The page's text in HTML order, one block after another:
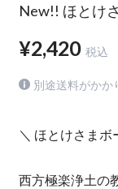
New!! ほとけ
¥2,420 税込
別途送料がかか
＼ ほとけさまボ
西方極楽浄土の